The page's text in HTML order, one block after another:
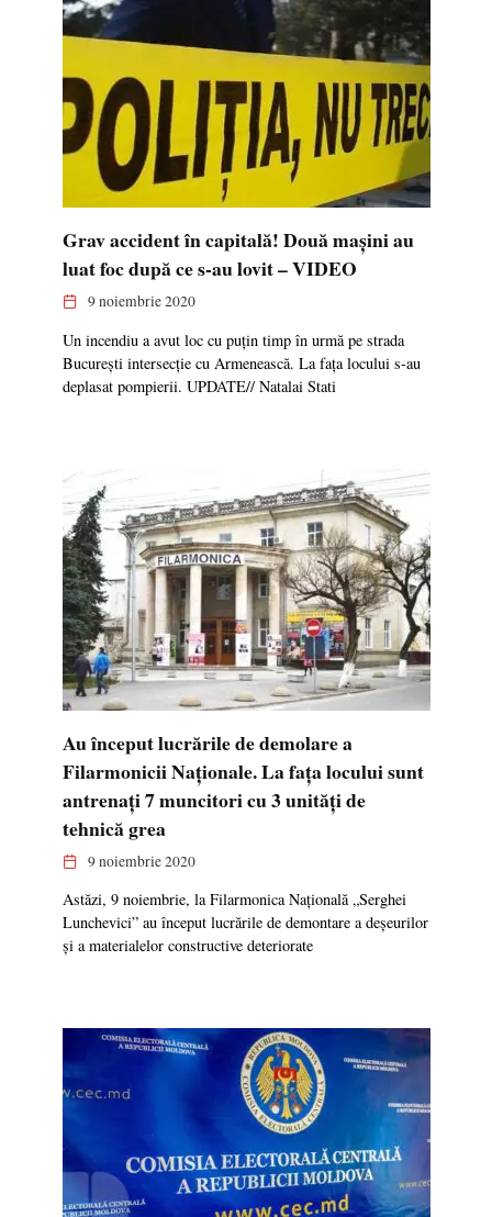
Grav accident în capitală! Două mașini au
luat foc după ce s-au lovit – VIDEO
9 noiembrie 2020
Un incendiu a avut loc cu puțin timp în urmă pe strada
București intersecție cu Armenească. La fața locului s-au
deplasat pompierii. UPDATE// Natalai Stati
Au început lucrările de demolare a
Filarmonicii Naționale. La fața locului sunt
antrenați 7 muncitori cu 3 unități de
tehnică grea
9 noiembrie 2020
Astăzi, 9 noiembrie, la Filarmonica Națională „Serghei
Lunchevici” au început lucrările de demontare a deșeurilor
și a materialelor constructive deteriorate